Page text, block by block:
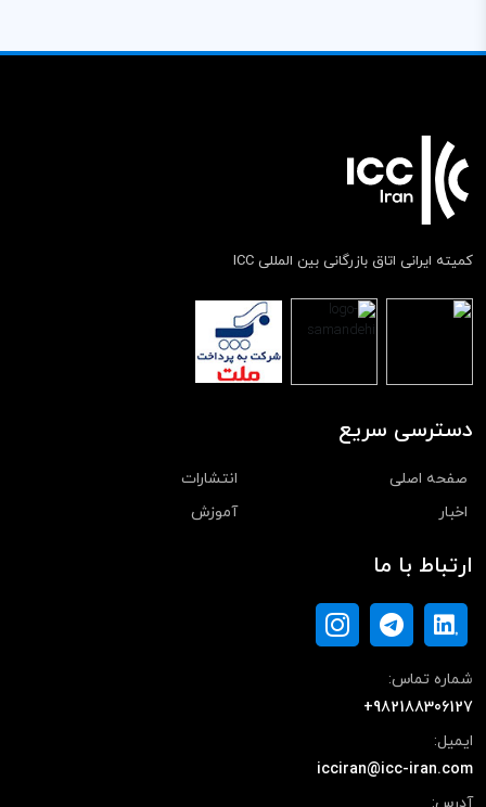
کمیته ایرانی اتاق بازرگانی بین المللی ICC
دسترسی سریع
صفحه اصلی
انتشارات
اخبار
آموزش
ارتباط با ما
شماره تماس:
+982188306127
ایمیل:
icciran@icc-iran.com